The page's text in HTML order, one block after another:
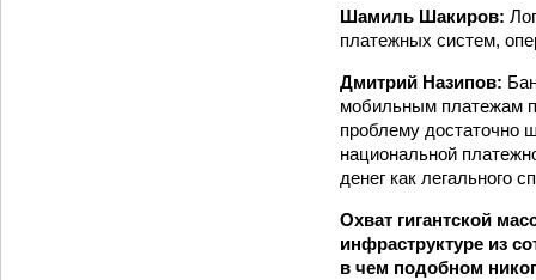
Шамиль Шакиров:
платежных систем,
Дмитрий Назипов:
мобильным платежам
проблему достаточно
национальной
денег как легального
Охват гигантской
инфраструктуре из
в чем подобном